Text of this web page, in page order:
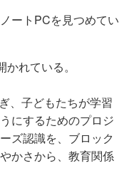
ートPCを見つめてい
れている。
、子どもたちが学習
にするためのプロジ
ズ認識を、ブロック
かさから、教育関係